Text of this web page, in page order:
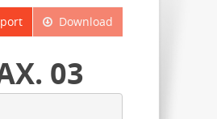
Download
03